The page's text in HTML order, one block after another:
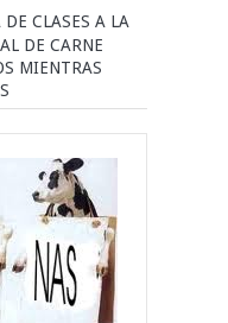
DE CLASES A LA
DE CARNE
MIENTRAS